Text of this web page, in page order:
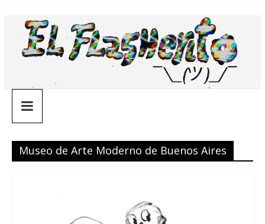
contenido
¯\_(ツ)_/
¯
Museo de Arte Moderno de Buenos Aires